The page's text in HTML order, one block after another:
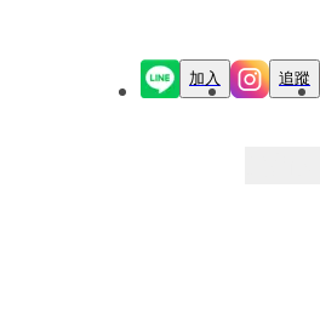
加入 追蹤